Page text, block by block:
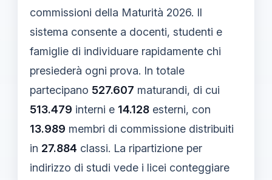
commissioni della Maturità 2026. Il
sistema consente a docenti, studenti e
famiglie di individuare rapidamente chi
presiederà ogni prova. In totale
partecipano 527.607 maturandi, di cui
513.479 interni e 14.128 esterni, con
13.989 membri di commissione distribuiti
in 27.884 classi. La ripartizione per
indirizzo di studi vede i licei conteggiare